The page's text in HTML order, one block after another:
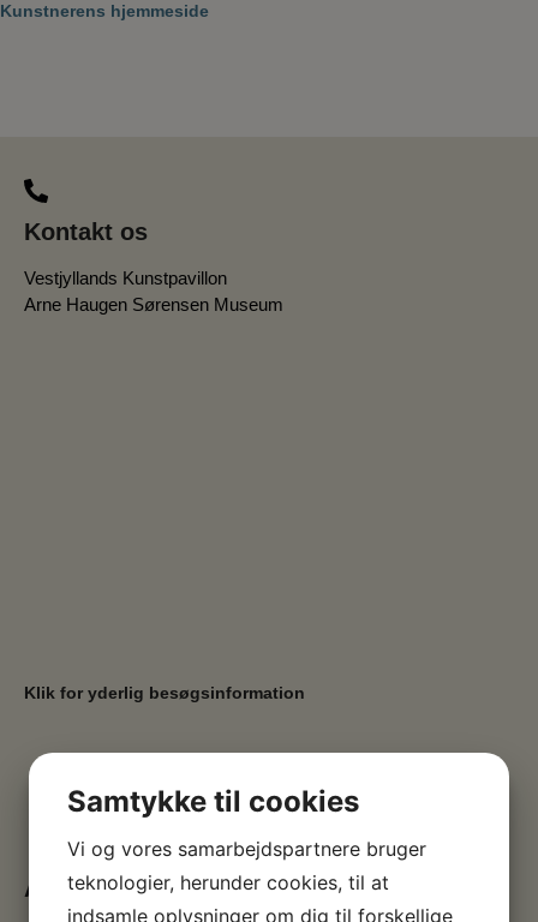
Kunstnerens hjemmeside
Kontakt os
Vestjyllands Kunstpavillon
Arne Haugen Sørensen Museum
Klik for yderlig besøgsinformation
Åbningstider
Samtykke til cookies
Vi og vores samarbejdspartnere bruger
teknologier, herunder cookies, til at
indsamle oplysninger om dig til forskellige